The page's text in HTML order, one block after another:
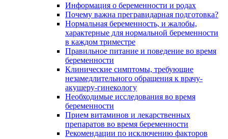
Информация о беременности и родах
Почему важна прегравидарная подготовка?
Нормальная беременность, и жалобы,
характерные для нормальной беременности
в каждом триместре
Правильное питание и поведение во время
беременности
Клинические симптомы, требующие
незамедлительного обращения к врачу-
акушеру-гинекологу
Необходимые исследования во время
беременности
Прием витаминов и лекарственных
препаратов во время беременности
Рекомендации по исключению факторов